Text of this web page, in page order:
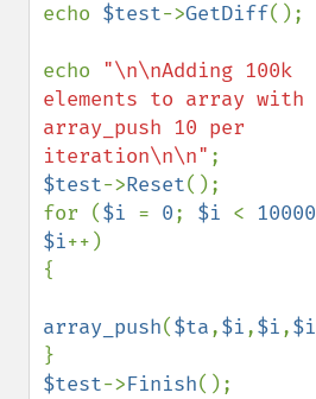
echo $test->GetDiff();
echo "\n\nAdding 100k
elements to array with
array_push 10 per
iteration\n\n"
$test->Reset();
for ($i = 0; $i < 10000
$i++)
{
array_push($ta,$i,$i,$i
$test->Finish();